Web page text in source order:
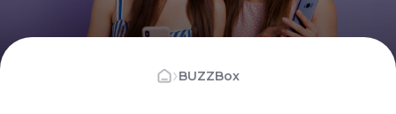
›BUZZBox